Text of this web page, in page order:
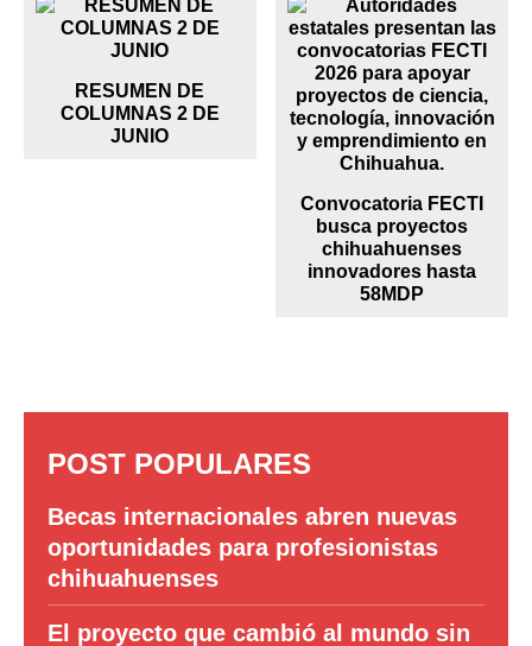
RESUMEN DE
COLUMNAS 2 DE
JUNIO
Convocatoria FECTI
busca proyectos
chihuahuenses
innovadores hasta
58MDP
POST POPULARES
Becas internacionales abren nuevas
oportunidades para profesionistas
chihuahuenses
El proyecto que cambió al mundo sin